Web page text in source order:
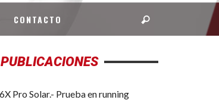
CONTACTO
Pro Solar.- Prueba en running